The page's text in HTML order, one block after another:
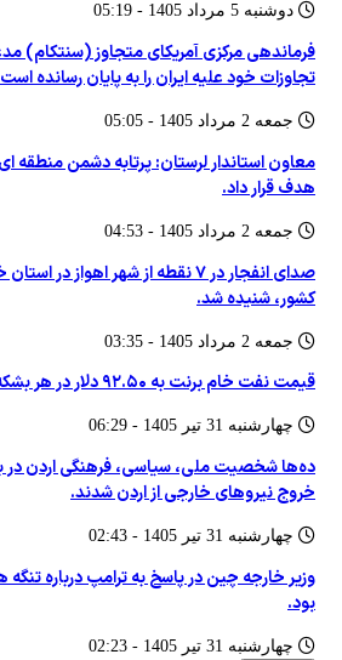
دوشنبه 5 مرداد 1405 - 05:19
فرماندهی مرکزی آمریکای متجاوز (سنتکام)
تجاوزات خود علیه ایران را به پایان رسانده است.
جمعه 2 مرداد 1405 - 05:05
معاون استاندار لرستان: پرتابه دشمن منطقه ای
هدف قرار داد.
جمعه 2 مرداد 1405 - 04:53
صدای انفجار در ۷ نقطه از شهر اهواز در
کشور، شنیده شد.
جمعه 2 مرداد 1405 - 03:35
قیمت نفت خام برنت به ۹۲.۵۰ دلار در هر بشکه رسید
چهارشنبه 31 تير 1405 - 06:29
ده‌ها شخصیت ملی، سیاسی، فرهنگی اردن در
خروج نیروهای خارجی از اردن شدند.
چهارشنبه 31 تير 1405 - 02:43
وزیر خارجه چین در پاسخ به ترامپ درباره تنگه
بود.
چهارشنبه 31 تير 1405 - 02:23